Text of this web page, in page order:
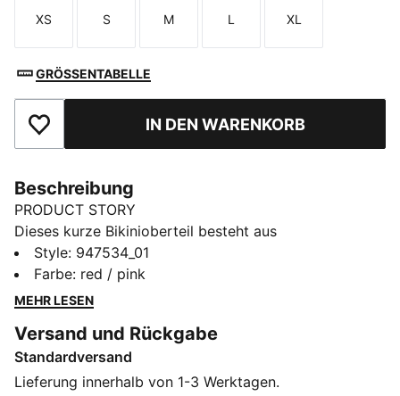
Größe
XS
Größe
S
Größe
M
Größe
L
Größe
XL
GRÖSSENTABELLE
Zu Favoriten hinzufügenIN DEN WARENKORB
Beschreibung
PRODUCT STORY
Dieses kurze Bikinioberteil besteht aus
chlorresistentem Gewebe, das sich weich auf der Haut
anfühlt. Mit herausnehmbaren Polstern und
verstellbaren Trägern für eine individuelle Passform.
DETAILS
Verstellbare Träger
Herausnehmbare Polster
Style: 947534_01
Farbe: red / pink
MEHR LESEN
Versand und Rückgabe
Standardversand
Lieferung innerhalb von 1-3 Werktagen.